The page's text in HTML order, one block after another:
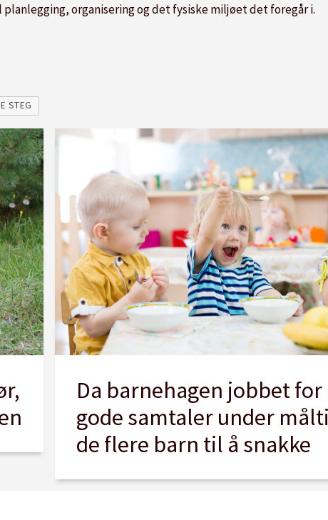
organisering og det fysiske miljøet det foregår i.
STEG
Da barnehagen jobbet for
gode samtaler under
de flere barn til å snakke